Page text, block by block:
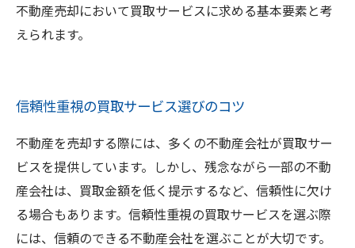
不動産売却において買取サービスに求める基本要素と考
えられます。
信頼性重視の買取サービス選びのコツ
不動産を売却する際には、多くの不動産会社が買取サー
ビスを提供しています。しかし、残念ながら一部の不動
産会社は、買取金額を低く提示するなど、信頼性に欠け
る場合もあります。信頼性重視の買取サービスを選ぶ際
には、信頼のできる不動産会社を選ぶことが大切です。